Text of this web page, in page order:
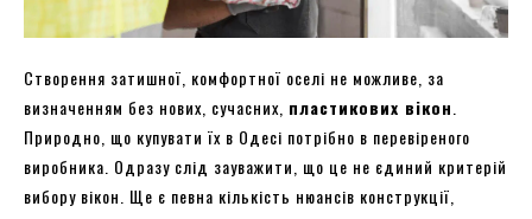
Створення затишної, комфортної оселі не можливе, за
визначенням без нових, сучасних, пластикових вікон.
Природно, що купувати їх в Одесі потрібно в перевіреного
виробника. Одразу слід зауважити, що це не єдиний критерій
вибору вікон. Ще є певна кількість нюансів конструкції,